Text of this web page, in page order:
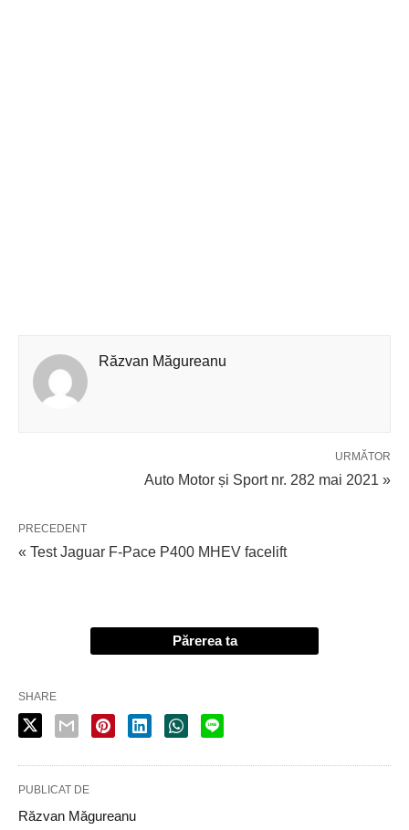
Răzvan Măgureanu
URMĂTOR
Auto Motor și Sport nr. 282 mai 2021 »
PRECEDENT
« Test Jaguar F-Pace P400 MHEV facelift
Părerea ta
SHARE
PUBLICAT DE
Răzvan Măgureanu